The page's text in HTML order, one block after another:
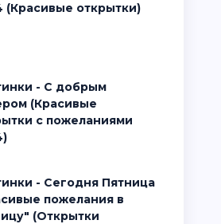
(Красивые открытки)
(Красивые
с пожеланиями
пожелания в
(Открытки